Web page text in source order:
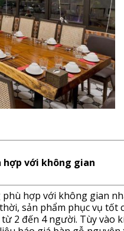
hợp với không gian
hợp với không gian
sản phẩm phục vụ tốt
2 đến 4 người. Tùy vào